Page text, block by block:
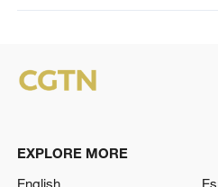
EXPLORE MORE
English